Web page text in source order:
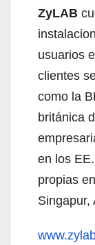
ZyLAB
usuarios
clientes
como la
británica
en los
propias
Singapur,